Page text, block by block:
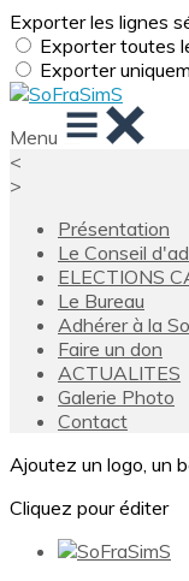
Exporter les lignes
Exporter toutes
Exporter
Menu
<
>
Présentation
Le Conseil
ELECTIONS
Le Bureau
Adhérer à la
Faire un don
ACTUALITES
Galerie Photo
Contact
Ajoutez un logo, un
Cliquez pour éditer